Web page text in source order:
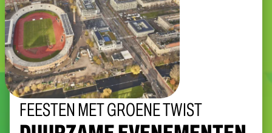
FEESTEN MET GROENE TWIST